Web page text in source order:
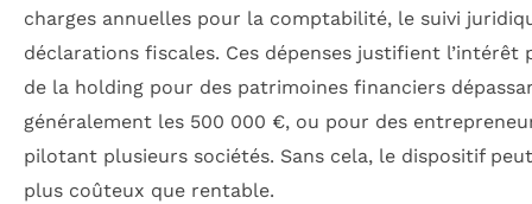
charges annuelles pour la comptabilité, le suivi
déclarations fiscales. Ces dépenses justifient l’intérêt
de la holding pour des patrimoines financiers
généralement les 500 000 €, ou pour des
pilotant plusieurs sociétés. Sans cela, le dispositif peut
plus coûteux que rentable.